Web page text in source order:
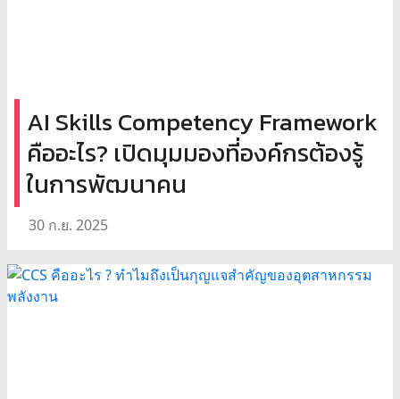
AI Skills Competency Framework
คืออะไร? เปิดมุมมองที่องค์กรต้องรู้
ในการพัฒนาคน
30 ก.ย. 2025